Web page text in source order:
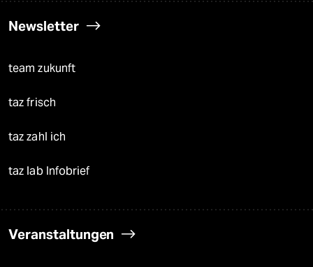
Newsletter
team zukunft
taz frisch
taz zahl ich
taz lab Infobrief
Veranstaltungen